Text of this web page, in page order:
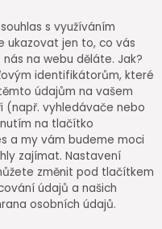
s využíváním
ukazovat jen to, co vás
na webu děláte. Jak?
identifikátorům, které
údajům na vašem
(např. vyhledávače nebo
na tlačítko
a my vám budeme moci
zajímat. Nastavení
změnit pod tlačítkem
údajů a našich
osobních údajů.